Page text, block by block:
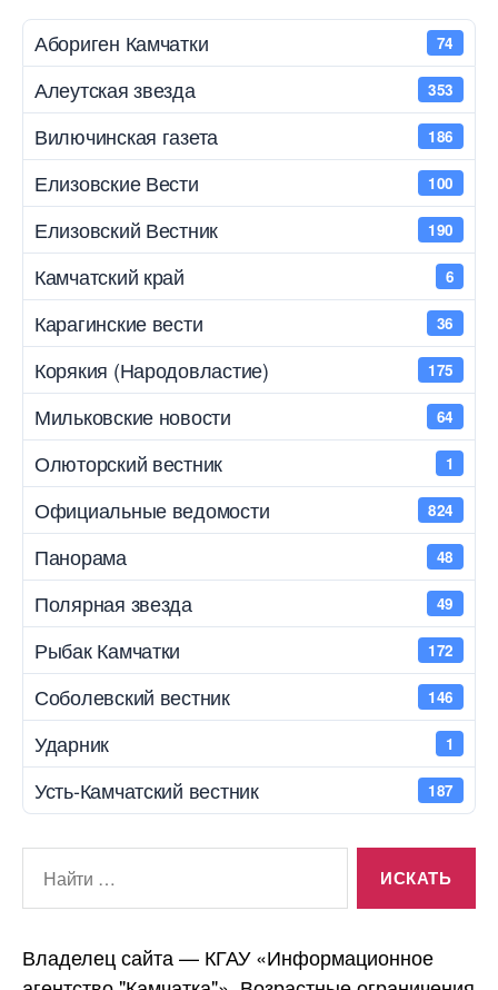
Абориген Камчатки 74
Алеутская звезда 353
Вилючинская газета 186
Елизовские Вести 100
Елизовский Вестник 190
Камчатский край 6
Карагинские вести 36
Корякия (Народовластие) 175
Мильковские новости 64
Олюторский вестник 1
Официальные ведомости 824
Панорама 48
Полярная звезда 49
Рыбак Камчатки 172
Соболевский вестник 146
Ударник 1
Усть-Камчатский вестник 187
Владелец сайта — КГАУ «Информационное